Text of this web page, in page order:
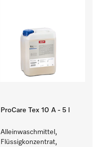
ProCare Tex 10 A - 5 l
Alleinwaschmittel,
Flüssigkonzentrat,